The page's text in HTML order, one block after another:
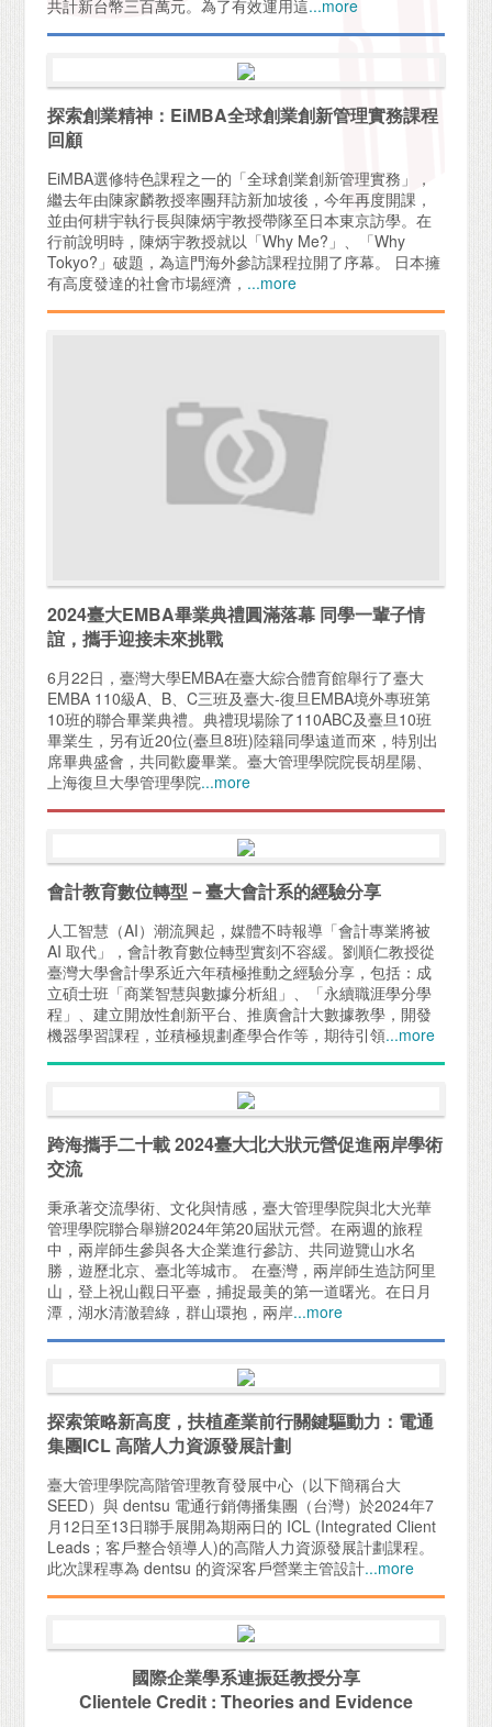
共計新台幣三百萬元。為了有效運用這...more
探索創業精神：EiMBA全球創業創新管理實務課程
回顧
EiMBA選修特色課程之一的「全球創業創新管理實務」，
繼去年由陳家麟教授率團拜訪新加坡後，今年再度開課，
並由何耕宇執行長與陳炳宇教授帶隊至日本東京訪學。在
行前說明時，陳炳宇教授就以「Why Me?」、「Why
Tokyo?」破題，為這門海外參訪課程拉開了序幕。 日本擁
有高度發達的社會市場經濟， ...more
2024臺大EMBA畢業典禮圓滿落幕 同學一輩子情
誼，攜手迎接未來挑戰
6月22日，臺灣大學EMBA在臺大綜合體育館舉行了臺大
EMBA 110級A、B、C三班及臺大-復旦EMBA境外專班第
10班的聯合畢業典禮。典禮現場除了110ABC及臺旦10班
畢業生，另有近20位(臺旦8班)陸籍同學遠道而來，特別出
席畢典盛會，共同歡慶畢業。臺大管理學院院長胡星陽、
上海復旦大學管理學院...more
會計教育數位轉型－臺大會計系的經驗分享
人工智慧（AI）潮流興起，媒體不時報導「會計專業將被
AI 取代」，會計教育數位轉型實刻不容緩。劉順仁教授從
臺灣大學會計學系近六年積極推動之經驗分享，包括：成
立碩士班「商業智慧與數據分析組」、「永續職涯學分學
程」、建立開放性創新平台、推廣會計大數據教學，開發
機器學習課程，並積極規劃產學合作等，期待引領...more
跨海攜手二十載 2024臺大北大狀元營促進兩岸學術
交流
秉承著交流學術、文化與情感，臺大管理學院與北大光華
管理學院聯合舉辦2024年第20屆狀元營。在兩週的旅程
中，兩岸師生參與各大企業進行參訪、共同遊覽山水名
勝，遊歷北京、臺北等城市。 在臺灣，兩岸師生造訪阿里
山，登上祝山觀日平臺，捕捉最美的第一道曙光。在日月
潭，湖水清澈碧綠，群山環抱，兩岸...more
探索策略新高度，扶植產業前行關鍵驅動力：電通
集團ICL 高階人力資源發展計劃
臺大管理學院高階管理教育發展中心（以下簡稱台大
SEED）與 dentsu 電通行銷傳播集團（台灣）於2024年7
月12日至13日聯手展開為期兩日的 ICL (Integrated Client
Leads；客戶整合領導人)的高階人力資源發展計劃課程。
此次課程專為 dentsu 的資深客戶營業主管設計...more
國際企業學系連振廷教授分享
Clientele Credit : Theories and Evidence